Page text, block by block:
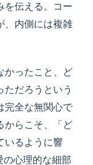
を伝える。コー
、内側には複雑
かったこと、ど
ただろうという
完全な無関心で
からこそ、「ど
いるように響
の心理的な細部